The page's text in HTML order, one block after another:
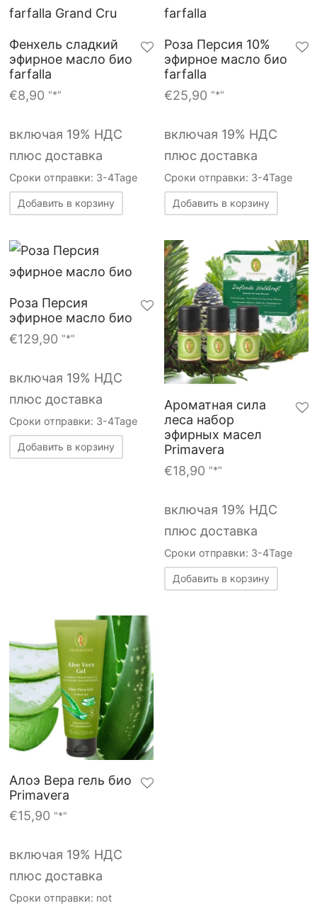
Фенхель сладкий
эфирное масло био
farfalla
€8,90 "*"
включая 19% НДС
плюс доставка
Сроки отправки: 3-4Tage
Добавить в корзину
Роза Персия 10%
эфирное масло био
farfalla
€25,90 "*"
включая 19% НДС
плюс доставка
Сроки отправки: 3-4Tage
Добавить в корзину
Роза Персия
эфирное масло био
€129,90 "*"
включая 19% НДС
плюс доставка
Сроки отправки: 3-4Tage
Добавить в корзину
Ароматная сила
леса набор
эфирных масел
Primavera
€18,90 "*"
включая 19% НДС
плюс доставка
Сроки отправки: 3-4Tage
Добавить в корзину
Алоэ Вера гель био
Primavera
€15,90 "*"
включая 19% НДС
плюс доставка
Сроки отправки: not